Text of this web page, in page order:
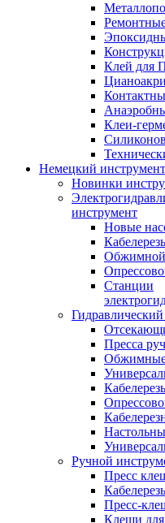
Клей
Клеи-
Немецкий
Новинки
инструмент
Новые
Обжимной
Станции
Пресса
Ручной
Пресс
Пресс-
Клещи для